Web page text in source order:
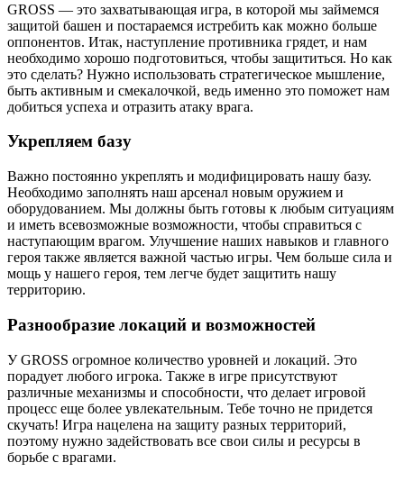
GROSS — это захватывающая игра, в которой мы займемся
защитой башен и постараемся истребить как можно больше
оппонентов. Итак, наступление противника грядет, и нам
необходимо хорошо подготовиться, чтобы защититься. Но как
это сделать? Нужно использовать стратегическое мышление,
быть активным и смекалочкой, ведь именно это поможет нам
добиться успеха и отразить атаку врага.
Укрепляем базу
Важно постоянно укреплять и модифицировать нашу базу.
Необходимо заполнять наш арсенал новым оружием и
оборудованием. Мы должны быть готовы к любым ситуациям
и иметь всевозможные возможности, чтобы справиться с
наступающим врагом. Улучшение наших навыков и главного
героя также является важной частью игры. Чем больше сила и
мощь у нашего героя, тем легче будет защитить нашу
территорию.
Разнообразие локаций и возможностей
У GROSS огромное количество уровней и локаций. Это
порадует любого игрока. Также в игре присутствуют
различные механизмы и способности, что делает игровой
процесс еще более увлекательным. Тебе точно не придется
скучать! Игра нацелена на защиту разных территорий,
поэтому нужно задействовать все свои силы и ресурсы в
борьбе с врагами.